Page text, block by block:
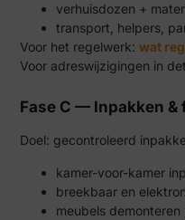
verhuisdozen +
transport, helpers,
Voor het regelwerk:wat
Voor adreswijzigingen in
Fase C — Inpakken
Doel: gecontroleerd
kamer-voor-kamer
breekbaar en
meubels demonteren